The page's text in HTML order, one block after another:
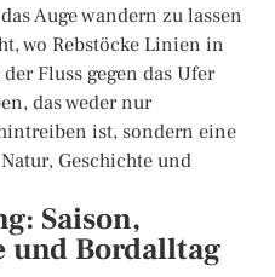
Auge wandern zu lassen
wo Rebstöcke Linien in
Fluss gegen das Ufer
das weder nur
ist, sondern eine
Geschichte und
Saison,
und Bordalltag